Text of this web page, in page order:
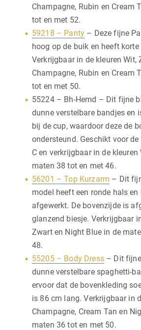
Champagne, Rubin en Cream
tot en met 52.
59218 – Panty – Deze fijne
hoog op de buik en heeft
Verkrijgbaar in de kleuren Wit,
Champagne, Rubin en Cream
tot en met 50.
55224 – Bh-Hemd – Dit fijne
dunne verstelbare bandjes en
bij de cup, waardoor deze de
ondersteund. Geschikt voor de
C en verkrijgbaar in de
maten 38 tot en met 46.
56201 – Top Kurzarm – Dit
model heeft een ronde hals
afgewerkt. De bovenzijde is
glanzend biesje. Verkrijgbaar
Zwart en Night Blue in de
48.
55205 – Body Dress– Dit fijne
dunne verstelbare spaghetti-
ervoor dat de bovenkleding
is 86 cm lang. Verkrijgbaar in
Champagne, Cream Tan en
maten 36 tot en met 50.